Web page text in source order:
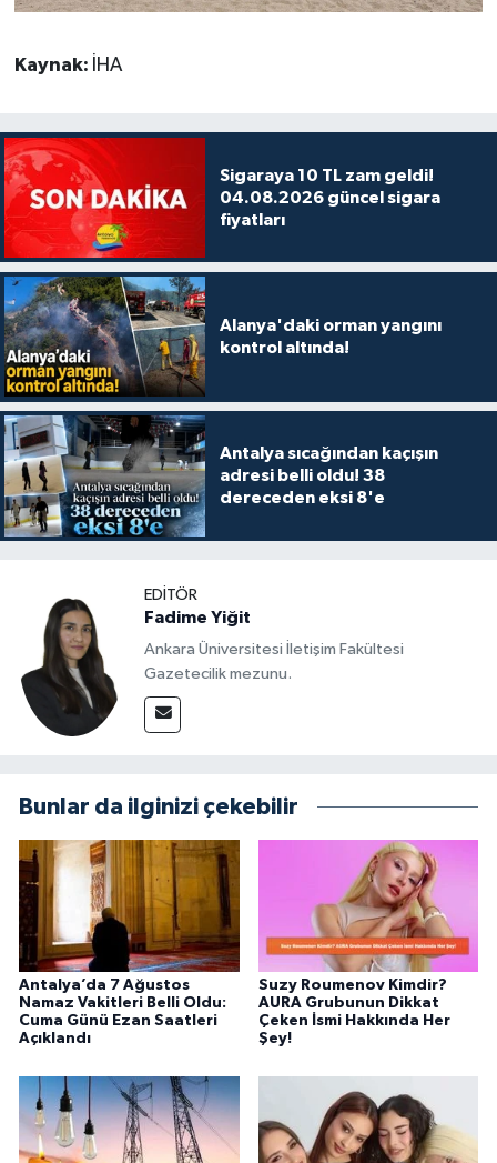
Kaynak: İHA
Sigaraya 10 TL zam geldi!
04.08.2026 güncel sigara
fiyatları
Alanya'daki orman yangını
kontrol altında!
Antalya sıcağından kaçışın
adresi belli oldu! 38
dereceden eksi 8'e
EDITÖR
Fadime Yiğit
Ankara Üniversitesi İletişim Fakültesi
Gazetecilik mezunu.
Bunlar da ilginizi çekebilir
Antalya’da 7 Ağustos
Namaz Vakitleri Belli Oldu:
Cuma Günü Ezan Saatleri
Açıklandı
Suzy Roumenov Kimdir?
AURA Grubunun Dikkat
Çeken İsmi Hakkında Her
Şey!